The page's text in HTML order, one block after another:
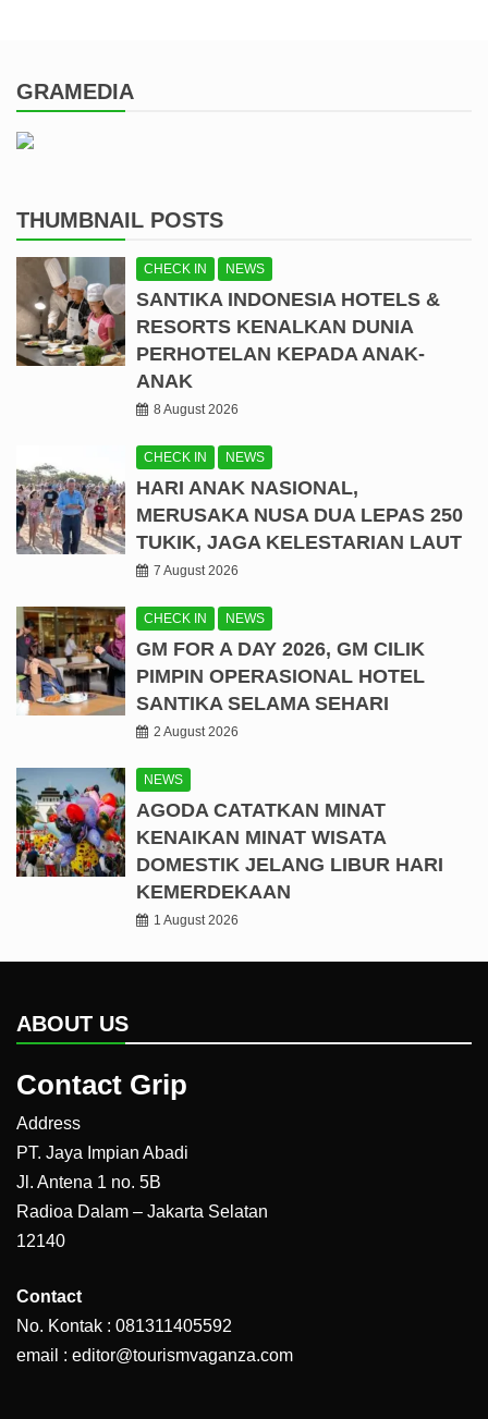
GRAMEDIA
THUMBNAIL POSTS
CHECK IN NEWS
SANTIKA INDONESIA HOTELS &
RESORTS KENALKAN DUNIA
PERHOTELAN KEPADA ANAK-
ANAK
8 August 2026
CHECK IN NEWS
HARI ANAK NASIONAL,
MERUSAKA NUSA DUA LEPAS 250
TUKIK, JAGA KELESTARIAN LAUT
7 August 2026
CHECK IN NEWS
GM FOR A DAY 2026, GM CILIK
PIMPIN OPERASIONAL HOTEL
SANTIKA SELAMA SEHARI
2 August 2026
NEWS
AGODA CATATKAN MINAT
KENAIKAN MINAT WISATA
DOMESTIK JELANG LIBUR HARI
KEMERDEKAAN
1 August 2026
ABOUT US
Contact Grip
Address
PT. Jaya Impian Abadi
Jl. Antena 1 no. 5B
Radioa Dalam – Jakarta Selatan
12140
Contact
No. Kontak : 081311405592
email : editor@tourismvaganza.com